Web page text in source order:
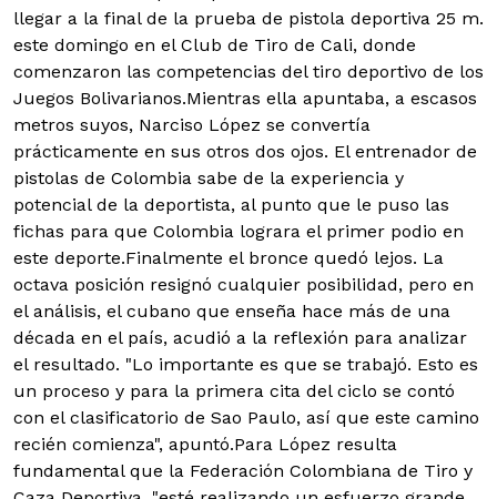
llegar a la final de la prueba de pistola deportiva 25 m.
este domingo en el Club de Tiro de Cali, donde
comenzaron las competencias del tiro deportivo de los
Juegos Bolivarianos.Mientras ella apuntaba, a escasos
metros suyos, Narciso López se convertía
prácticamente en sus otros dos ojos. El entrenador de
pistolas de Colombia sabe de la experiencia y
potencial de la deportista, al punto que le puso las
fichas para que Colombia lograra el primer podio en
este deporte.Finalmente el bronce quedó lejos. La
octava posición resignó cualquier posibilidad, pero en
el análisis, el cubano que enseña hace más de una
década en el país, acudió a la reflexión para analizar
el resultado. "Lo importante es que se trabajó. Esto es
un proceso y para la primera cita del ciclo se contó
con el clasificatorio de Sao Paulo, así que este camino
recién comienza", apuntó.Para López resulta
fundamental que la Federación Colombiana de Tiro y